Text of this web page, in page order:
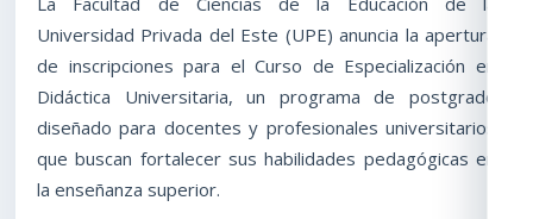
Universidad Privada del Este (UPE) anuncia la apertura
de inscripciones para el Curso de Especialización en
Didáctica Universitaria, un programa de postgrado
diseñado para docentes y profesionales universitarios
que buscan fortalecer sus habilidades pedagógicas en
la enseñanza superior.